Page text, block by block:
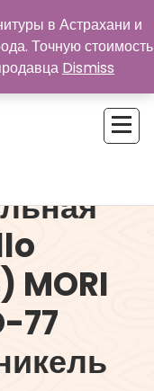
MORI
77
в Астрахани и
Точную стоимость
Dismiss